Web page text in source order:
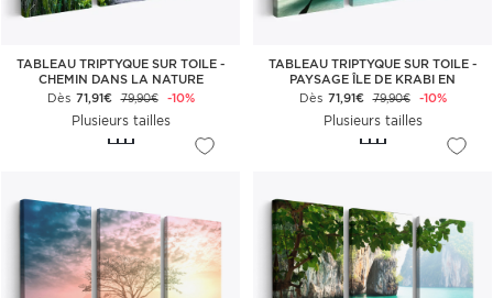
TABLEAU TRIPTYQUE SUR TOILE -
CHEMIN DANS LA NATURE
Dès 71,91€ 79,90€ -10%
Plusieurs tailles
TABLEAU TRIPTYQUE SUR TOILE -
PAYSAGE ÎLE DE KRABI EN
THAÏLANDE
Dès 71,91€ 79,90€ -10%
Plusieurs tailles